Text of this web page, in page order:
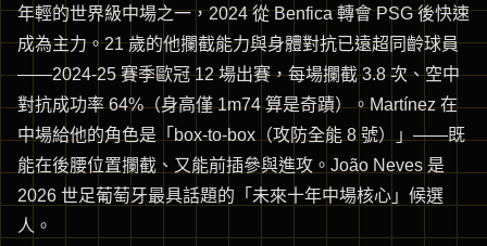
年輕的世界級中場之一，2024 從 Benfica 轉會 PSG 後快速
成為主力。21 歲的他攔截能力與身體對抗已遠超同齡球員
——2024-25 賽季歐冠 12 場出賽，每場攔截 3.8 次、空中
對抗成功率 64%（身高僅 1m74 算是奇蹟）。Martínez 在
中場給他的角色是「box-to-box（攻防全能 8 號）」——既
能在後腰位置攔截、又能前插參與進攻。João Neves 是
2026 世足葡萄牙最具話題的「未來十年中場核心」候選
人。